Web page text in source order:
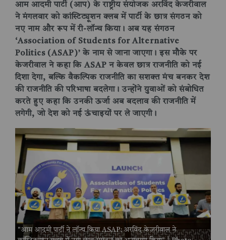
आम आदमी पार्टी (आप) के राष्ट्रीय संयोजक अरविंद केजरीवाल
ने मंगलवार को कांस्टिट्यूशन क्लब में पार्टी के छात्र संगठन को
नए नाम और रूप में री-लॉन्च किया। अब यह संगठन
‘Association of Students for Alternative
Politics (ASAP)’ के नाम से जाना जाएगा। इस मौके पर
केजरीवाल ने कहा कि ASAP न केवल छात्र राजनीति को नई
दिशा देगा, बल्कि वैकल्पिक राजनीति का सशक्त मंच बनकर देश
की राजनीति की परिभाषा बदलेगा। उन्होंने युवाओं को संबोधित
करते हुए कहा कि उनकी ऊर्जा अब बदलाव की राजनीति में
लगेगी, जो देश को नई ऊंचाइयों पर ले जाएगी।
"आम आदमी पार्टी ने लॉन्च किया ASAP: अरविंद केजरीवाल ने